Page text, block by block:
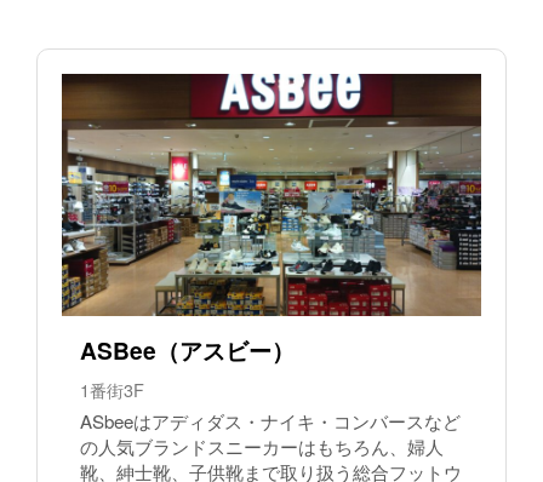
ASBee（アスビー）
1番街3F
ASbeeはアディダス・ナイキ・コンバースなど
の人気ブランドスニーカーはもちろん、婦人
靴、紳士靴、子供靴まで取り扱う総合フットウ